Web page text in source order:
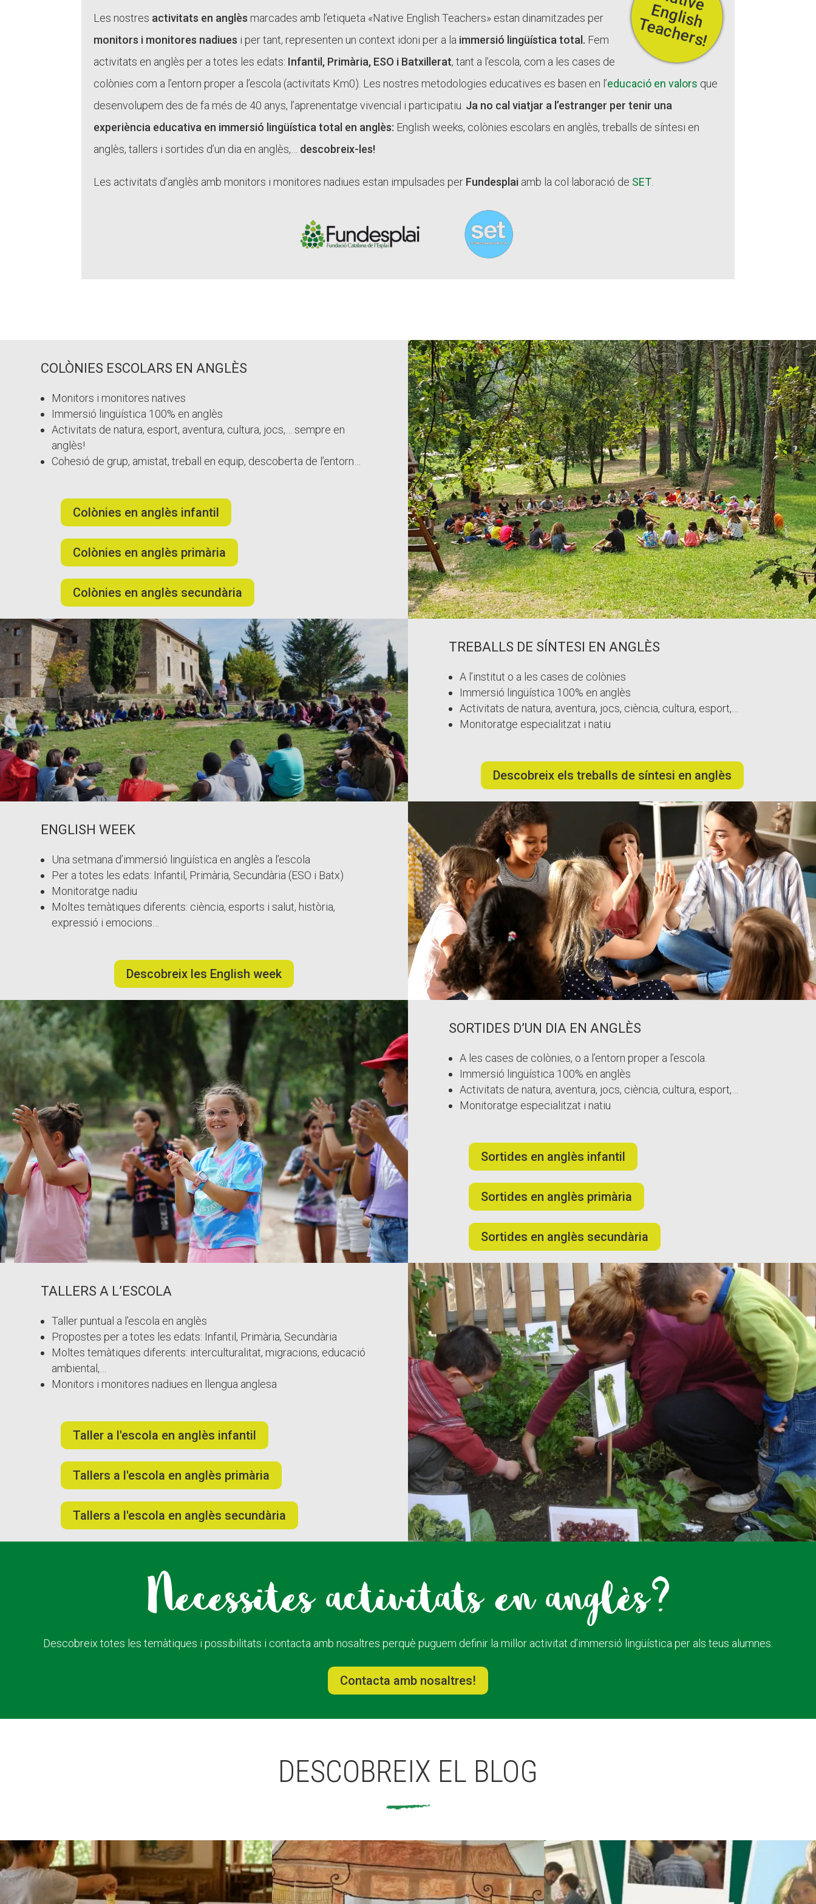
E
T
!
Les nostres activitats en anglès marcades amb l’etiqueta «Native English Teachers» estan dinamitzades per
monitors i monitores nadiues i per tant, representen un context idoni per a la immersió lingüística total. Fem
activitats en anglès per a totes les edats: Infantil, Primària, ESO i Batxillerat, tant a l’escola, com a les cases de
colònies com a l’entorn proper a l’escola (activitats Km0). Les nostres metodologies educatives es basen en l’educació en valors que
desenvolupem des de fa més de 40 anys, l’aprenentatge vivencial i participatiu. Ja no cal viatjar a l’estranger per tenir una
experiència educativa en immersió lingüística total en anglès: English weeks, colònies escolars en anglès, treballs de síntesi en
anglès, tallers i sortides d’un dia en anglès,… descobreix-les!
Les activitats d’anglès amb monitors i monitores nadiues estan impulsades per Fundesplai amb la col·laboració de SET
COLÒNIES ESCOLARS EN ANGLÈS
Monitors i monitores natives
Immersió lingüística 100% en anglès
Activitats de natura, esport, aventura, cultura, jocs,… sempre en
anglès!
Cohesió de grup, amistat, treball en equip, descoberta de l’entorn…
Colònies en anglès infantil
Colònies en anglès primària
Colònies en anglès secundària
TREBALLS DE SÍNTESI EN ANGLÈS
A l’institut o a les cases de colònies
Immersió lingüística 100% en anglès
Activitats de natura, aventura, jocs, ciència, cultura, esport,…
Monitoratge especialitzat i natiu
Descobreix els treballs de síntesi en anglès
ENGLISH WEEK
Una setmana d’immersió lingüística en anglès a l’escola
Per a totes les edats: Infantil, Primària, Secundària (ESO i Batx)
Monitoratge nadiu
Moltes temàtiques diferents: ciència, esports i salut, història,
expressió i emocions…
Descobreix les English week
SORTIDES D’UN DIA EN ANGLÈS
A les cases de colònies, o a l’entorn proper a l’escola.
Immersió lingüística 100% en anglès
Activitats de natura, aventura, jocs, ciència, cultura, esport,…
Monitoratge especialitzat i natiu
Sortides en anglès infantil
Sortides en anglès primària
Sortides en anglès secundària
TALLERS A L’ESCOLA
Taller puntual a l’escola en anglès
Propostes per a totes les edats: Infantil, Primària, Secundària
Moltes temàtiques diferents: interculturalitat, migracions, educació
ambiental,…
Monitors i monitores nadiues en llengua anglesa
Taller a l'escola en anglès infantil
Tallers a l'escola en anglès primària
Tallers a l'escola en anglès secundària
Necessites activitats en anglès?
Descobreix totes les temàtiques i possibilitats i contacta amb nosaltres perquè puguem definir la millor activitat d’immersió lingüística per als teus alumnes.
Contacta amb nosaltres!
DESCOBREIX EL BLOG
Missió i valors
Memòria d'activitats
Proposta educativa
Diari de la Fundació
Xarxes socials
Fes un donatiu
Treballa amb nosaltres